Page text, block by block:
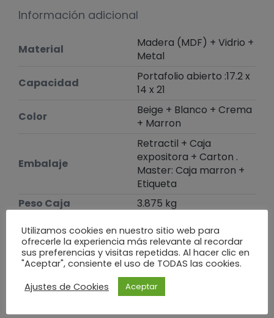
Información adicional
Material
Madera (MDF) + Vidrio +
Metal
Capacidad
Portafolio abierto :17.2 x
14 x 21
Color
Beige + Blanco + Crema
+ Marron
Embalaje
Retractil + Caja
expositora + Carton .
Master: Caja marron +
Etiqueta
Peso Caja
3.875 kg
Dimensiones caja
37.5 x 18.2 x 22.7 cm
Peso
0,323 kg
Dimensiones
3 × 17,2 × 22,2 cm
Te puede interesar
Utilizamos cookies en nuestro sitio web para
ofrecerle la experiencia más relevante al recordar
sus preferencias y visitas repetidas. Al hacer clic en
"Aceptar", consiente el uso de TODAS las cookies.
Ajustes de Cookies
Aceptar